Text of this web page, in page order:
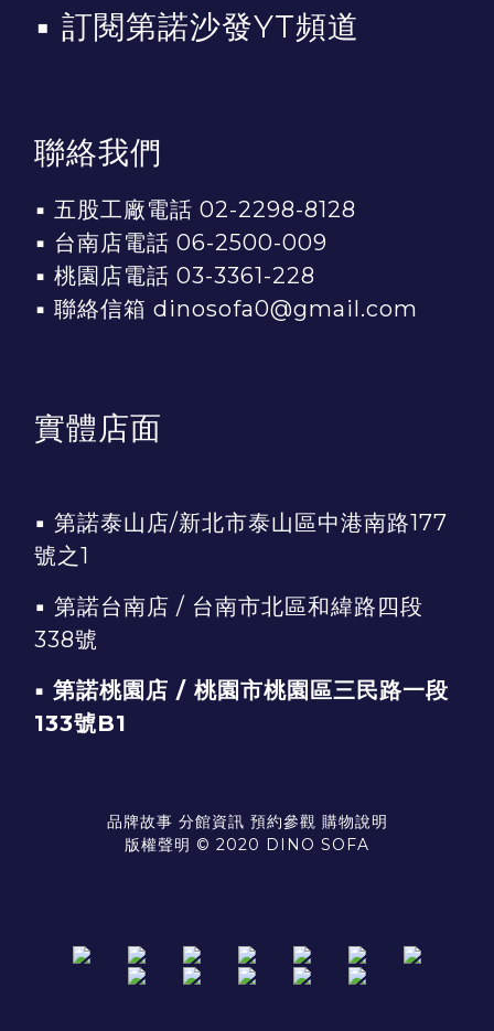
▪ 訂閱第諾沙發YT頻道
聯絡我們
▪ 五股工廠電話 02-2298-8128
▪ 台南店電話 06-2500-009
▪ 桃園店電話 03-3361-228
▪ 聯絡信箱 dinosofa0@gmail.com
實體店面
▪ 第諾泰山店/新北市泰山區中港南路177
號之1
▪ 第諾台南店 / 台南市北區和緯路四段
338號
▪ 第諾桃園店 / 桃園市桃園區三民路一段
133號B1
品牌故事 分館資訊 預約參觀 購物說明
版權聲明 © 2020 DINO SOFA